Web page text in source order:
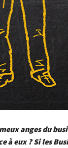
anges du
à eux ? Si les